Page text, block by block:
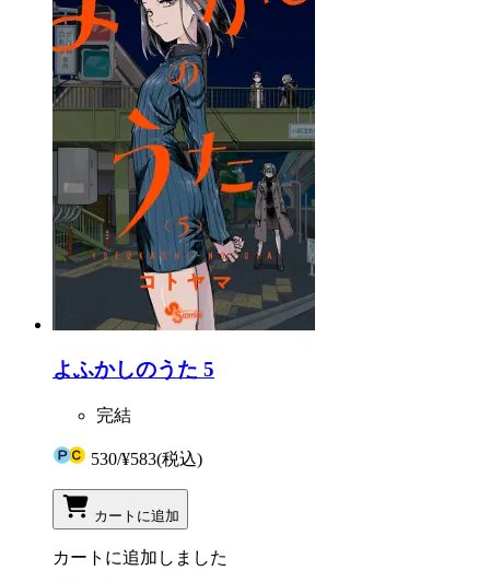
よふかしのうた 5
完結
530/¥583(税込)
カートに追加
カートに追加しました